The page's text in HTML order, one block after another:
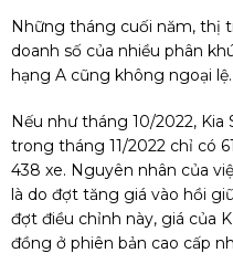
Những tháng cuối năm, thị
doanh số của nhiều phân
hạng A cũng không ngoại lệ.
Nếu như tháng 10/2022, Kia
trong tháng 11/2022 chỉ có
438 xe. Nguyên nhân của
là do đợt tăng giá vào hồi
đợt điều chỉnh này, giá của
đồng ở phiên bản cao cấp